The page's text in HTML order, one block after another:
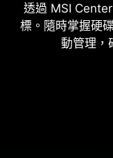
透過 MSI
標。隨時掌握硬
動管理，